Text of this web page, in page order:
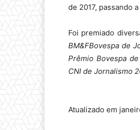
de 2017, passando
Foi premiado
BM&FBovespa de
Prêmio Bovespa
CNI de Jornalismo
Atualizado em